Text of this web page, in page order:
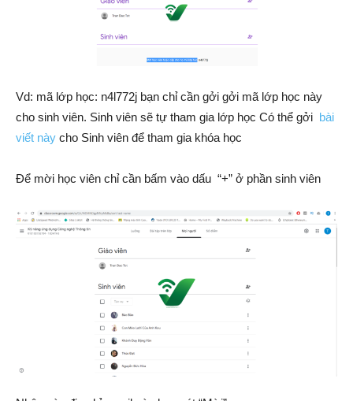
Vd: mã lớp học: n4l772j bạn chỉ cần gởi gởi mã lớp học này
cho sinh viên. Sinh viên sẽ tự tham gia lớp học Có thể gởi bài
viết này cho Sinh viên để tham gia khóa học
Để mời học viên chỉ cần bấm vào dấu “+” ở phần sinh viên